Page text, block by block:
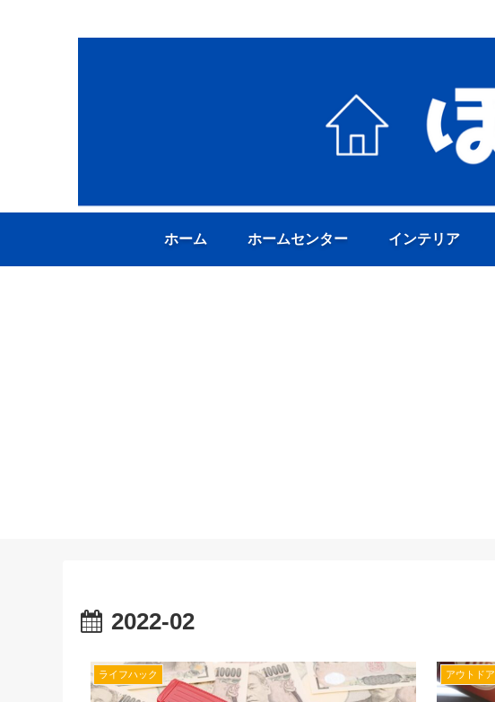
ホーム ホームセンター インテリア
2022-02
ライフハック アウトドア